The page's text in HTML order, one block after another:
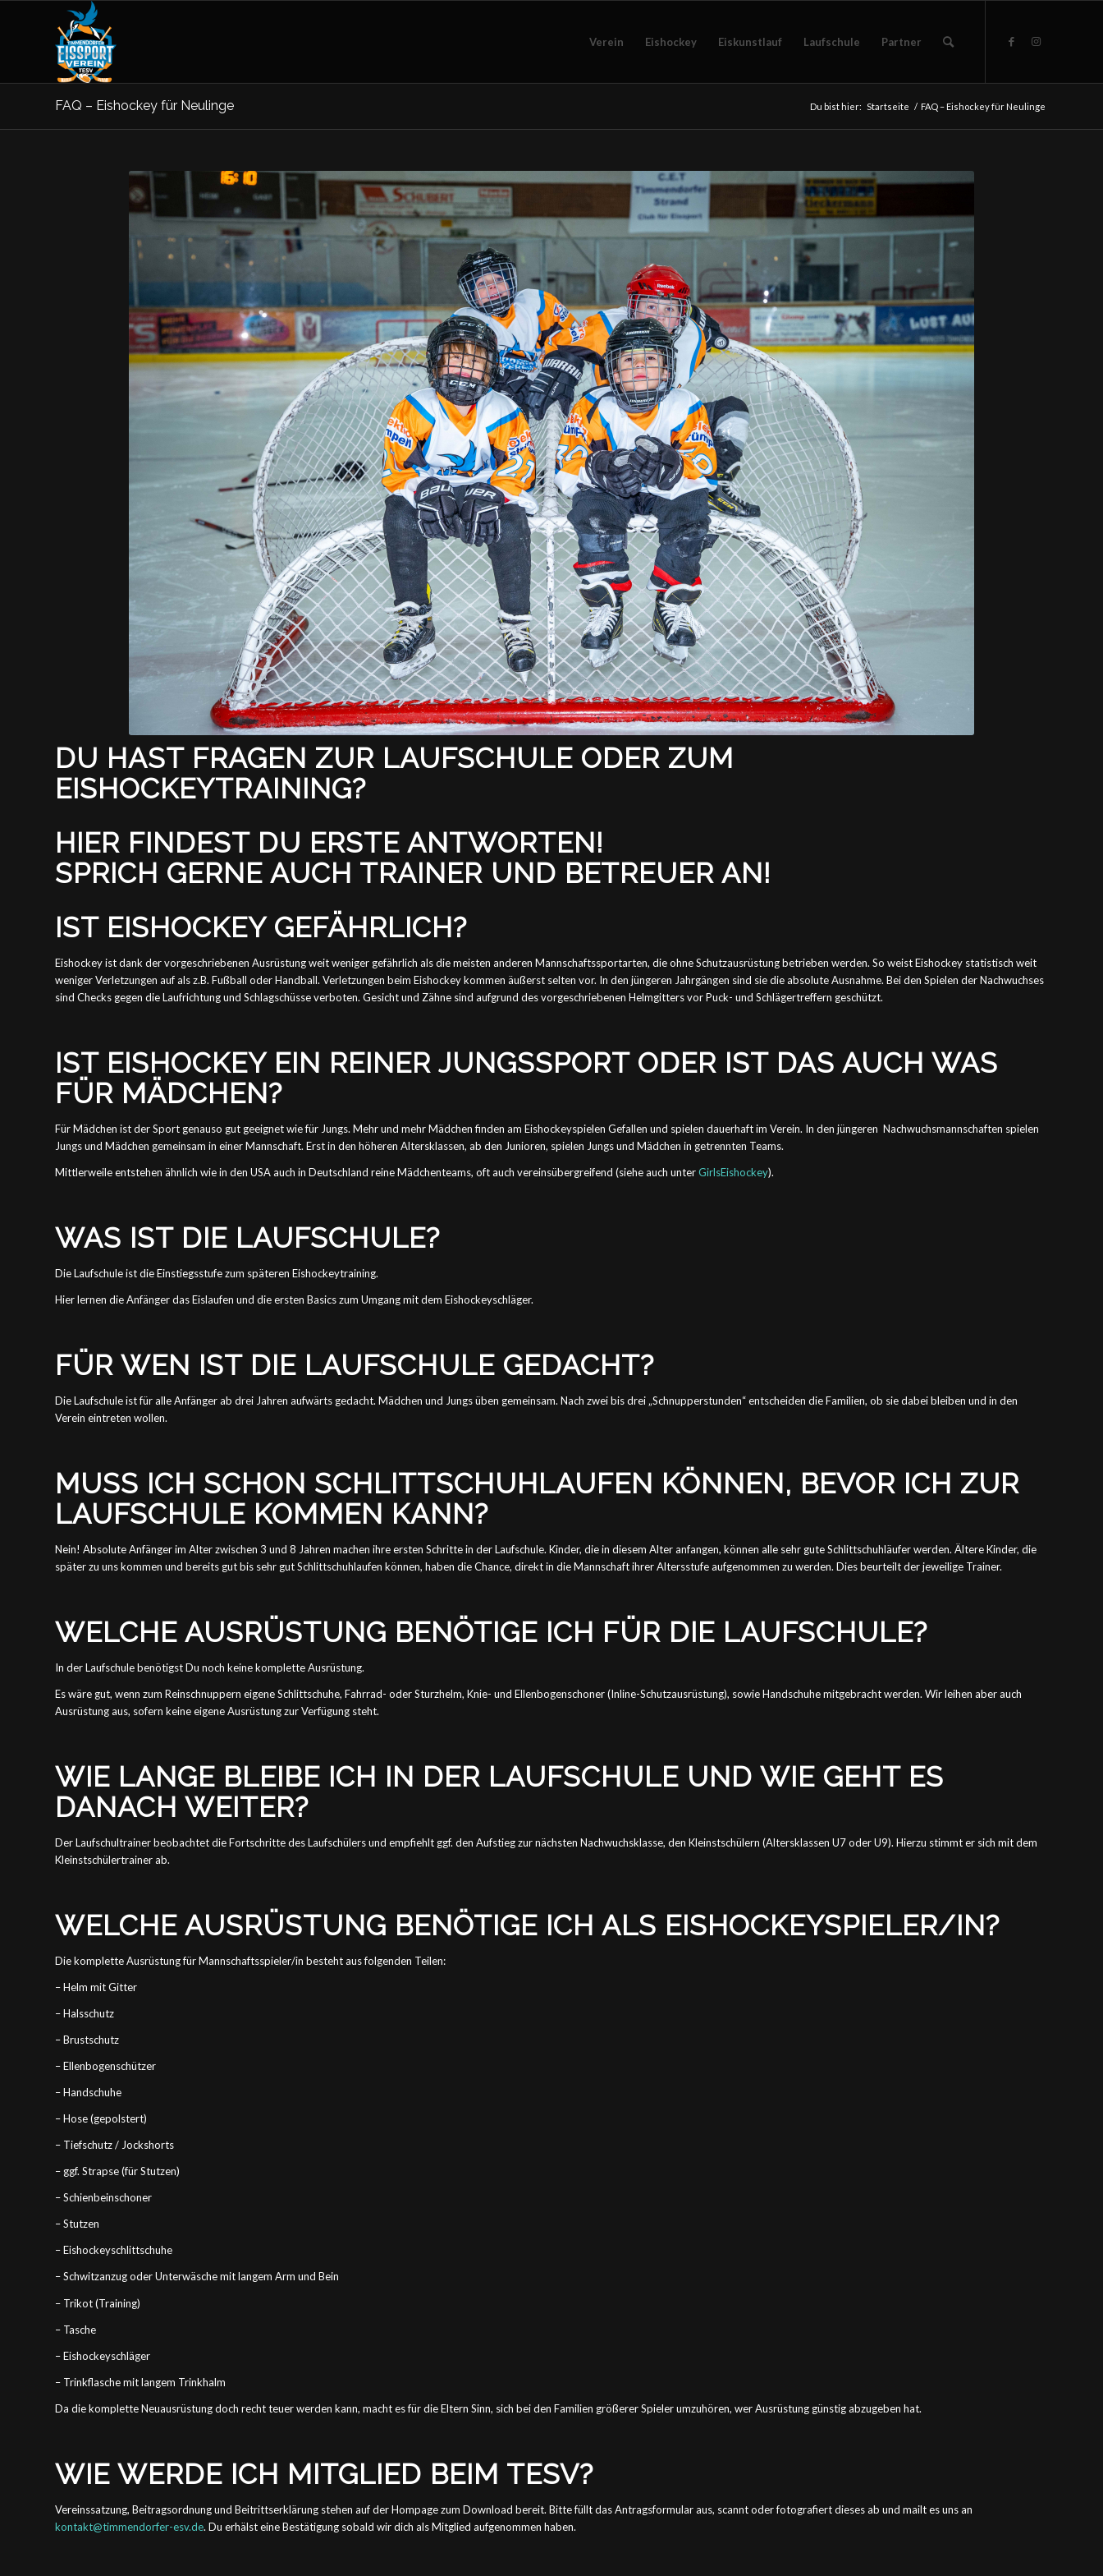
Verein Eishockey Eiskunstlauf Laufschule Partner
FAQ – Eishockey für Neulinge Du bist hier: Startseite / FAQ – Eishockey für Neulinge
DU HAST FRAGEN ZUR LAUFSCHULE ODER ZUM
EISHOCKEYTRAINING?
HIER FINDEST DU ERSTE ANTWORTEN!
SPRICH GERNE AUCH TRAINER UND BETREUER AN!
IST EISHOCKEY GEFÄHRLICH?
Eishockey ist dank der vorgeschriebenen Ausrüstung weit weniger gefährlich als die meisten anderen Mannschaftssportarten, die ohne Schutzausrüstung betrieben werden. So weist Eishockey statistisch weit
weniger Verletzungen auf als z.B. Fußball oder Handball. Verletzungen beim Eishockey kommen äußerst selten vor. In den jüngeren Jahrgängen sind sie die absolute Ausnahme. Bei den Spielen der Nachwuchses
sind Checks gegen die Laufrichtung und Schlagschüsse verboten. Gesicht und Zähne sind aufgrund des vorgeschriebenen Helmgitters vor Puck- und Schlägertreffern geschützt.
IST EISHOCKEY EIN REINER JUNGSSPORT ODER IST DAS AUCH WAS
FÜR MÄDCHEN?
Für Mädchen ist der Sport genauso gut geeignet wie für Jungs. Mehr und mehr Mädchen finden am Eishockeyspielen Gefallen und spielen dauerhaft im Verein. In den jüngeren Nachwuchsmannschaften spielen
Jungs und Mädchen gemeinsam in einer Mannschaft. Erst in den höheren Altersklassen, ab den Junioren, spielen Jungs und Mädchen in getrennten Teams.
Mittlerweile entstehen ähnlich wie in den USA auch in Deutschland reine Mädchenteams, oft auch vereinsübergreifend (siehe auch unterGirlsEishockey).
WAS IST DIE LAUFSCHULE?
Die Laufschule ist die Einstiegsstufe zum späteren Eishockeytraining.
Hier lernen die Anfänger das Eislaufen und die ersten Basics zum Umgang mit dem Eishockeyschläger.
FÜR WEN IST DIE LAUFSCHULE GEDACHT?
Die Laufschule ist für alle Anfänger ab drei Jahren aufwärts gedacht. Mädchen und Jungs üben gemeinsam. Nach zwei bis drei „Schnupperstunden“ entscheiden die Familien, ob sie dabei bleiben und in den
Verein eintreten wollen.
MUSS ICH SCHON SCHLITTSCHUHLAUFEN KÖNNEN, BEVOR ICH ZUR
LAUFSCHULE KOMMEN KANN?
Nein! Absolute Anfänger im Alter zwischen 3 und 8 Jahren machen ihre ersten Schritte in der Laufschule. Kinder, die in diesem Alter anfangen, können alle sehr gute Schlittschuhläufer werden. Ältere Kinder, die
später zu uns kommen und bereits gut bis sehr gut Schlittschuhlaufen können, haben die Chance, direkt in die Mannschaft ihrer Altersstufe aufgenommen zu werden. Dies beurteilt der jeweilige Trainer.
WELCHE AUSRÜSTUNG BENÖTIGE ICH FÜR DIE LAUFSCHULE?
In der Laufschule benötigst Du noch keine komplette Ausrüstung.
Es wäre gut, wenn zum Reinschnuppern eigene Schlittschuhe, Fahrrad- oder Sturzhelm, Knie- und Ellenbogenschoner (Inline-Schutzausrüstung), sowie Handschuhe mitgebracht werden. Wir leihen aber auch
Ausrüstung aus, sofern keine eigene Ausrüstung zur Verfügung steht.
WIE LANGE BLEIBE ICH IN DER LAUFSCHULE UND WIE GEHT ES
DANACH WEITER?
Der Laufschultrainer beobachtet die Fortschritte des Laufschülers und empfiehlt ggf. den Aufstieg zur nächsten Nachwuchsklasse, den Kleinstschülern (Altersklassen U7 oder U9). Hierzu stimmt er sich mit dem
Kleinstschülertrainer ab.
WELCHE AUSRÜSTUNG BENÖTIGE ICH ALS EISHOCKEYSPIELER/IN?
Die komplette Ausrüstung für Mannschaftsspieler/in besteht aus folgenden Teilen:
– Helm mit Gitter
– Halsschutz
– Brustschutz
– Ellenbogenschützer
– Handschuhe
– Hose (gepolstert)
– Tiefschutz / Jockshorts
– ggf. Strapse (für Stutzen)
– Schienbeinschoner
– Stutzen
– Eishockeyschlittschuhe
– Schwitzanzug oder Unterwäsche mit langem Arm und Bein
– Trikot (Training)
– Tasche
– Eishockeyschläger
– Trinkflasche mit langem Trinkhalm
Da die komplette Neuausrüstung doch recht teuer werden kann, macht es für die Eltern Sinn, sich bei den Familien größerer Spieler umzuhören, wer Ausrüstung günstig abzugeben hat.
WIE WERDE ICH MITGLIED BEIM TESV?
Vereinssatzung, Beitragsordnung und Beitrittserklärung stehen auf der Hompage zum Download bereit. Bitte füllt das Antragsformular aus, scannt oder fotografiert dieses ab und mailt es uns an
kontakt@timmendorfer-esv.de. Du erhälst eine Bestätigung sobald wir dich als Mitglied aufgenommen haben.